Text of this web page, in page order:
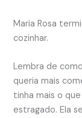
Maria Rosa
cozinhar.
Lembra de
queria mais
tinha mais o
estragado. Ela